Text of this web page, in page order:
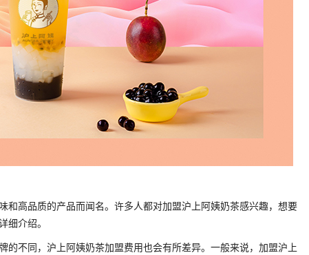
和高品质的产品而闻名。许多人都对加盟沪上阿姨奶茶感兴趣，想要
细介绍。
的不同，沪上阿姨奶茶加盟费用也会有所差异。一般来说，加盟沪上